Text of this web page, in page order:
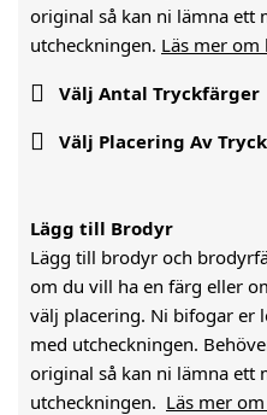
original så kan ni lämna ett
utcheckningen. Läs mer om
 Välj Antal Tryckfärger
 Välj Placering Av Tryck
Lägg till Brodyr
Lägg till brodyr och
om du vill ha en färg eller
välj placering. Ni bifogar er
med utcheckningen.
original så kan ni lämna ett
utcheckningen. Läs mer